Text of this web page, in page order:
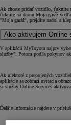
Ak chcete pridať vozidlo, ťuknite
ťuknite na ikonu Moja garáž
"Moja garáž", prejdite nadol a
Ako aktivujem Online
V aplikácii MyToyota najprv
služby". Potom podľa pokynov
Ak niektoré z prepojených
aplikácie sa zobrazí uvítacia
si služby Online Services
Ďalšie informácie nájdete v